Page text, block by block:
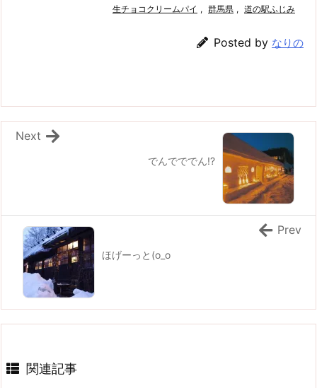
生チョコクリームパイ , 群馬県 , 道の駅ふじみ
Posted by なりの
でんでででん!?
Next
ほげーっと(o_o
Prev
関連記事